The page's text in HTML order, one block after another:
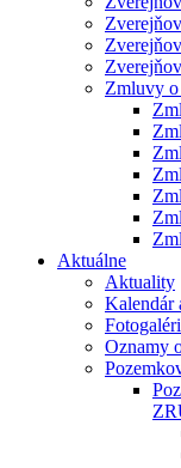
Zmluvy o
Aktuálne
Aktuality
Kalendár
Oznamy